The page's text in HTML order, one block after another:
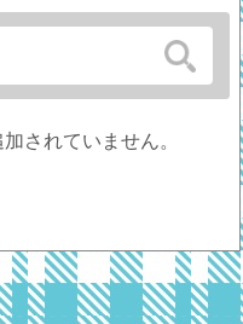
されていません。